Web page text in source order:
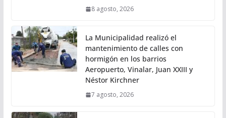
8 agosto, 2026
La Municipalidad realizó el
mantenimiento de calles con
hormigón en los barrios
Aeropuerto, Vinalar, Juan XXIII y
Néstor Kirchner
7 agosto, 2026